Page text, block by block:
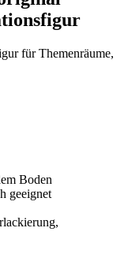
für Themenräume,
Boden
geeignet